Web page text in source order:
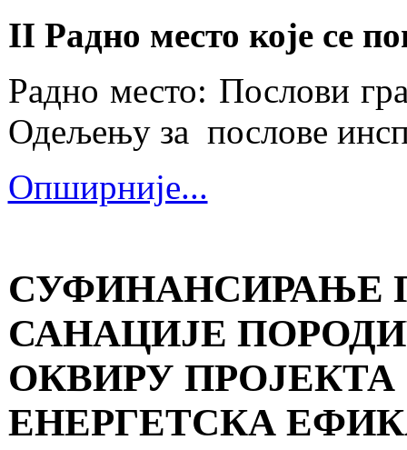
II Радно место које се
Радно место: Послови
Одељењу за послове
Опширније...
СУФИНАНСИРАЊЕ
САНАЦИЈЕ
ОКВИРУ
ЕНЕРГЕТСКА